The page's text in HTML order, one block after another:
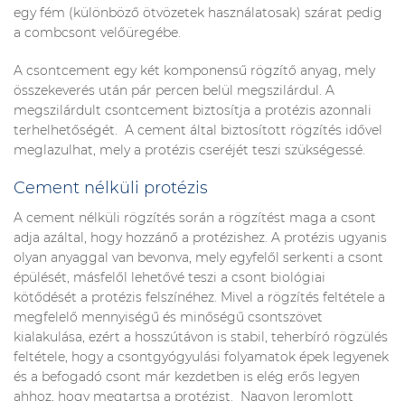
egy fém (különböző ötvözetek használatosak) szárat pedig
a combcsont velőüregébe.
A csontcement egy két komponensű rögzítő anyag, mely
összekeverés után pár percen belül megszilárdul. A
megszilárdult csontcement biztosítja a protézis azonnali
terhelhetőségét. A cement által biztosított rögzítés idővel
meglazulhat, mely a protézis cseréjét teszi szükségessé.
Cement nélküli protézis
A cement nélküli rögzítés során a rögzítést maga a csont
adja azáltal, hogy hozzánő a protézishez. A protézis ugyanis
olyan anyaggal van bevonva, mely egyfelől serkenti a csont
épülését, másfelől lehetővé teszi a csont biológiai
kötődését a protézis felszínéhez. Mivel a rögzítés feltétele a
megfelelő mennyiségű és minőségű csontszövet
kialakulása, ezért a hosszútávon is stabil, teherbíró rögzülés
feltétele, hogy a csontgyógyulási folyamatok épek legyenek
és a befogadó csont már kezdetben is elég erős legyen
ahhoz, hogy megtartsa a protézist. Nagyon leromlott